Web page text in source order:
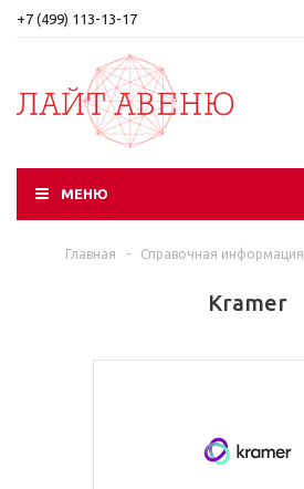
+7 (499) 113-13-17
МЕНЮ
Главная - Справочная информация
Kramer